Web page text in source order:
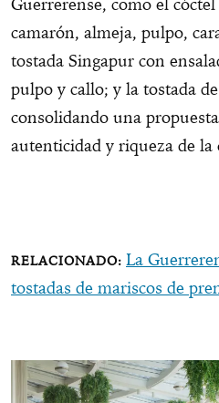
camarón, almeja, pulpo,
tostada Singapur con
pulpo y callo; y la tostada
consolidando una
autenticidad y riqueza de la
La
tostadas de mariscos de